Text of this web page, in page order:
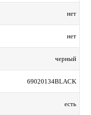
нет
нет
черный
69020134BLACK
есть